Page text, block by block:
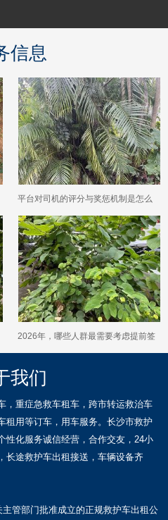
信息
平台对司机的评分与奖惩机制是怎么
运转的？藏在系统里的是什么逻辑？
2026年，哪些人群最需要考虑提前签
订一份意定监护协议来保障未来？
我们
，重症急救车租车，跨市转运救治车
租用等订车，用车服务。长沙市救护
性化服务诚信经营，合作交友，24小
长途救护车出租接送，车辆设备齐
管部门批准成立的正规救护车出租公